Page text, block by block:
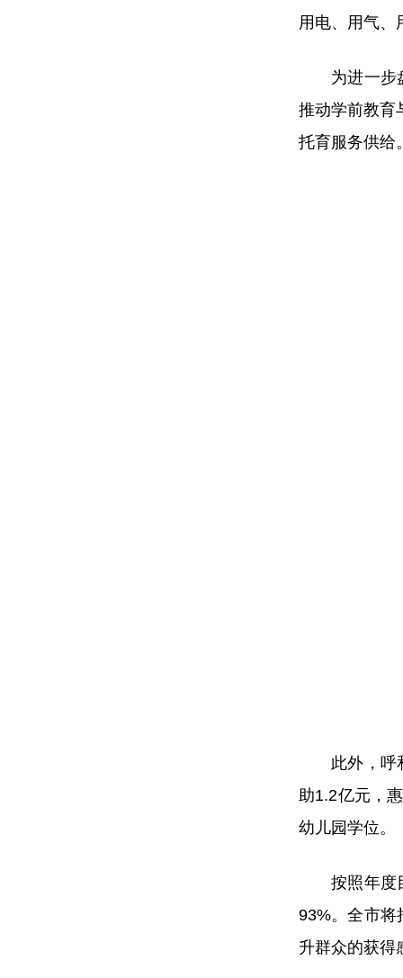
用电、用气、
为进一步盘
推动学前教育
托育服务供给
此外，呼和
助1.2亿元，
幼儿园学位。
按照年度目
93%。全市将
升群众的获得